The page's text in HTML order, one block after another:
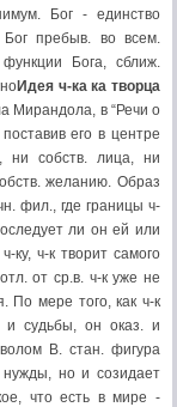
Бог - единство
пребыв. во всем.
Бога, сближ.
Идея ч-ка ка творца
Мирандола, в “Речи о
его в центре
собств. лица, ни
желанию. Образ
фил., где границы ч-
ли он ей или
ку, ч-к творит самого
от ср.в. ч-к уже не
По мере того, как ч-к
и судьбы, он оказ. и
В. стан. фигура
но и созидает
что есть в мире -